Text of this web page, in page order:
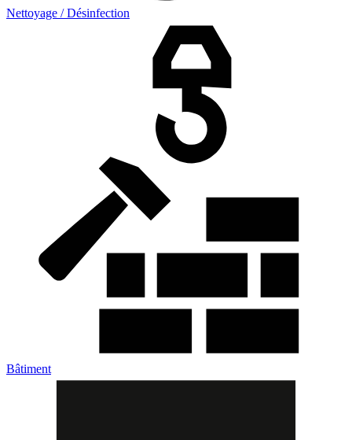
Nettoyage / Désinfection
Bâtiment